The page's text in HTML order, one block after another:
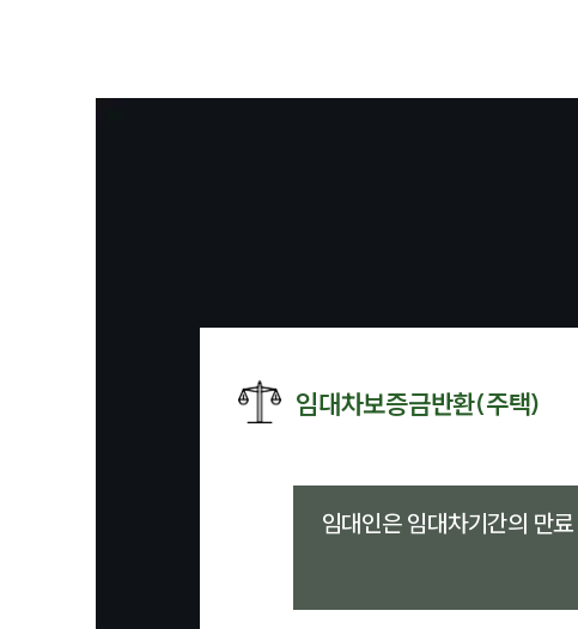
임대차보증금반환(주택)
임대인은 임대차기간의 만